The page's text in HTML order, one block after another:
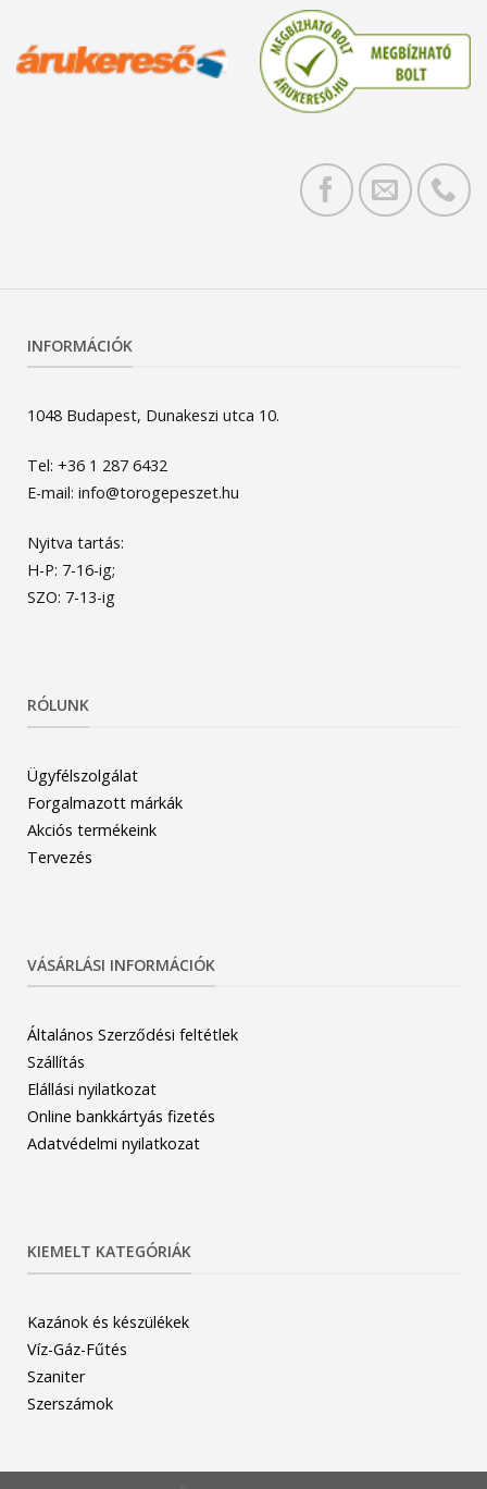
INFORMÁCIÓK
1048 Budapest, Dunakeszi utca 10.
Tel: +36 1 287 6432
E-mail: info@torogepeszet.hu
Nyitva tartás:
H-P: 7-16-ig;
SZO: 7-13-ig
RÓLUNK
Ügyfélszolgálat
Forgalmazott márkák
Akciós termékeink
Tervezés
VÁSÁRLÁSI INFORMÁCIÓK
Általános Szerződési feltétlek
Szállítás
Elállási nyilatkozat
Online bankkártyás fizetés
Adatvédelmi nyilatkozat
KIEMELT KATEGÓRIÁK
Kazánok és készülékek
Víz-Gáz-Fűtés
Szaniter
Szerszámok